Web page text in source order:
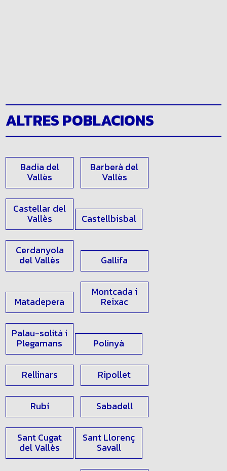
ALTRES POBLACIONS
Badia del
Vallès
Barberà del
Vallès
Castellar del
Vallès Castellbisbal
Cerdanyola
del Vallès Gallifa
Matadepera
Montcada i
Reixac
Palau-solità i
Plegamans Polinyà
Rellinars Ripollet
Rubí Sabadell
Sant Cugat
del Vallès
Sant Llorenç
Savall